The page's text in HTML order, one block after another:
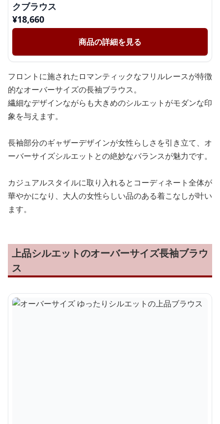
クブラウス
¥18,660
商品の詳細を見る
フロントに施されたロマンティックなフリルレースが特徴
的なオーバーサイズの長袖ブラウス。
繊細なデザインながらも大きめのシルエットがモダンな印
象を与えます。
長袖部分のギャザーデザインが女性らしさを引き立て、オ
ーバーサイズシルエットとの絶妙なバランスが魅力です。
カジュアルスタイルに取り入れるとコーディネート全体が
華やかになり、大人の女性らしい品のある着こなしが叶い
ます。
上品シルエットのオーバーサイズ長袖ブラウ
ス